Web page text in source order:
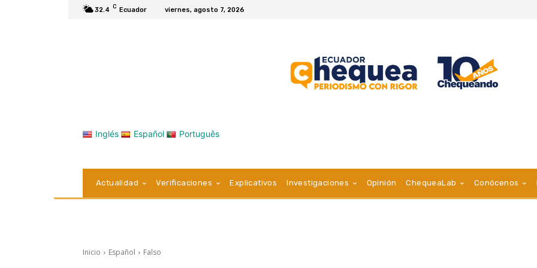
32.4 C Ecuador viernes, agosto 7, 2026
Inglés Español Português
Actualidad Verificaciones Explicativos Investigaciones Opinión ChequeaLab Conócenos
Inicio Español Falso